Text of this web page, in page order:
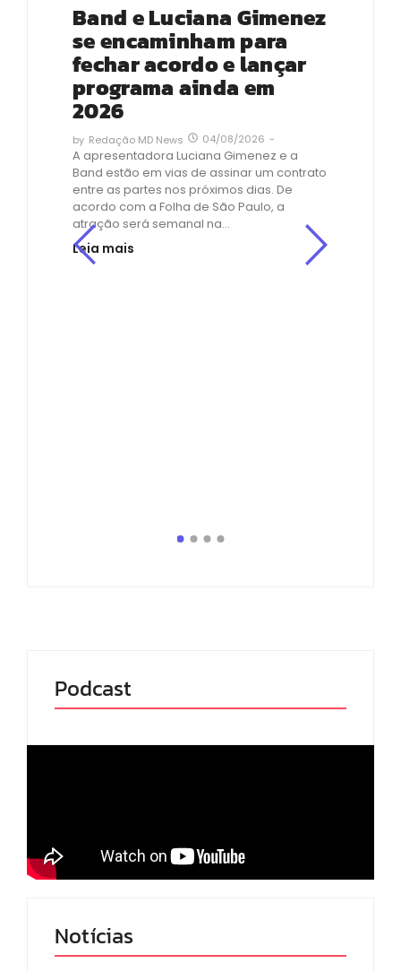
Band e Luciana Gimenez
se encaminham para
fechar acordo e lançar
programa ainda em
2026
by Redação MD News 04/08/2026 -
A apresentadora Luciana Gimenez e a
Band estão em vias de assinar um contrato
entre as partes nos próximos dias. De
acordo com a Folha de São Paulo, a
atração será semanal na...
Leia mais
Podcast
Notícias